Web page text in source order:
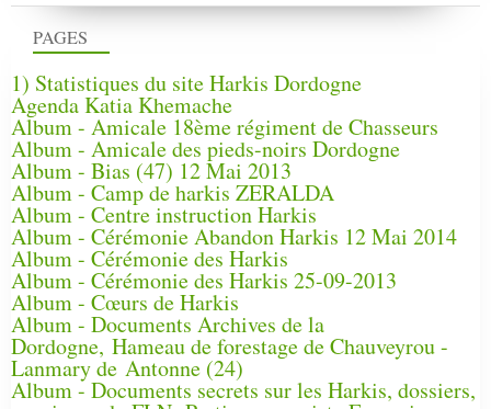
PAGES
1) Statistiques du site Harkis Dordogne
Agenda Katia Khemache
Album - Amicale 18ème régiment de Chasseurs
Album - Amicale des pieds-noirs Dordogne
Album - Bias (47) 12 Mai 2013
Album - Camp de harkis ZERALDA
Album - Centre instruction Harkis
Album - Cérémonie Abandon Harkis 12 Mai 2014
Album - Cérémonie des Harkis
Album - Cérémonie des Harkis 25-09-2013
Album - Cœurs de Harkis
Album - Documents Archives de la
Dordogne, Hameau de forestage de Chauveyrou -
Lanmary de Antonne (24)
Album - Documents secrets sur les Harkis, dossiers,